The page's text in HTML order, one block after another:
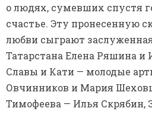
о людях, сумевших спустя
счастье. Эту пронесенную
любви сыграют
Татарстана Елена Ряшина и
Славы и Кати — молодые
Овчинников и Мария
Тимофеева — Илья Скрябин,